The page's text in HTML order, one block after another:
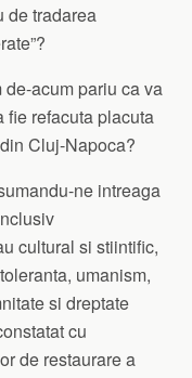
de tradarea
acum pariu ca va
fie refacuta placuta
Cluj-Napoca?
ne intreaga
cultural si stiintific,
umanism,
si dreptate
cu
de restaurare a